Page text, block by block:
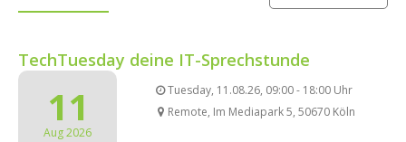
TechTuesday deine IT-Sprechstunde
11
Aug 2026
Tuesday, 11.08.26, 09:00 - 18:00 Uhr
Remote, Im Mediapark 5, 50670 Köln